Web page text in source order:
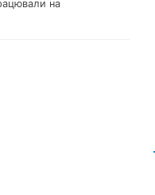
на